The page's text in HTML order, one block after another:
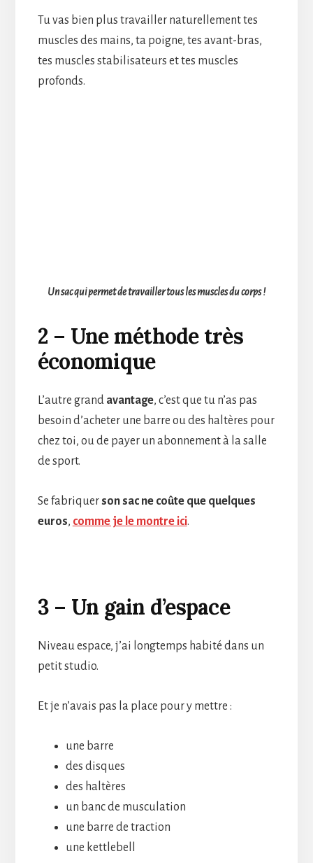
Tu vas bien plus travailler naturellement tes
muscles des mains, ta poigne, tes avant-bras,
tes muscles stabilisateurs et tes muscles
profonds.
Un sac qui permet de travailler tous les muscles du corps !
2 – Une méthode très
économique
L’autre grand avantage, c’est que tu n’as pas
besoin d’acheter une barre ou des haltères pour
chez toi, ou de payer un abonnement à la salle
de sport.
Se fabriquerson sac ne coûte que quelques
euros, comme je le montre ici.
3 – Un gain d’espace
Niveau espace, j’ai longtemps habité dans un
petit studio.
Et je n’avais pas la place pour y mettre :
une barre
des disques
des haltères
un banc de musculation
une barre de traction
une kettlebell